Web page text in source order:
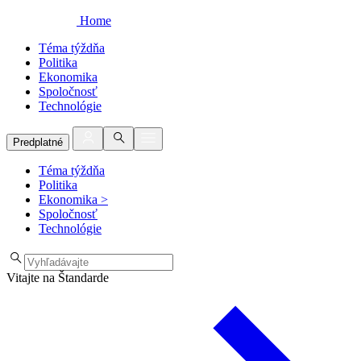
Home
Téma týždňa
Politika
Ekonomika
Spoločnosť
Technológie
Predplatné
Téma týždňa
Politika
Ekonomika >
Spoločnosť
Technológie
Vitajte na Štandarde